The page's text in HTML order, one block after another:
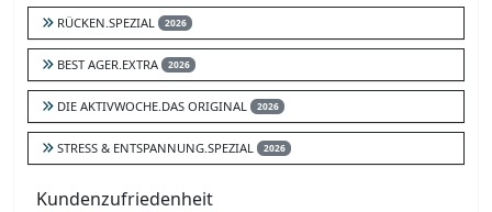
RÜCKEN.SPEZIAL 2026
BEST AGER.EXTRA 2026
DIE AKTIVWOCHE.DAS ORIGINAL 2026
STRESS & ENTSPANNUNG.SPEZIAL 2026
Kundenzufriedenheit